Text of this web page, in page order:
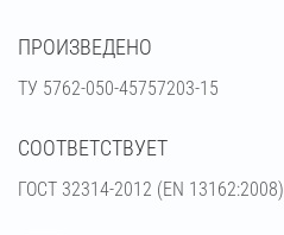
ПРОИЗВЕДЕНО
ТУ 5762-050-45757203-15
СООТВЕТСТВУЕТ
ГОСТ 32314-2012 (ЕN 13162:2008)